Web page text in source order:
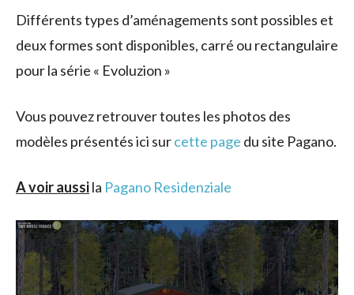
Différents types d’aménagements sont possibles et
deux formes sont disponibles, carré ou rectangulaire
pour la série « Evoluzion »
Vous pouvez retrouver toutes les photos des
modèles présentés ici surcette page du site Pagano.
A voir aussila Pagano Residenziale